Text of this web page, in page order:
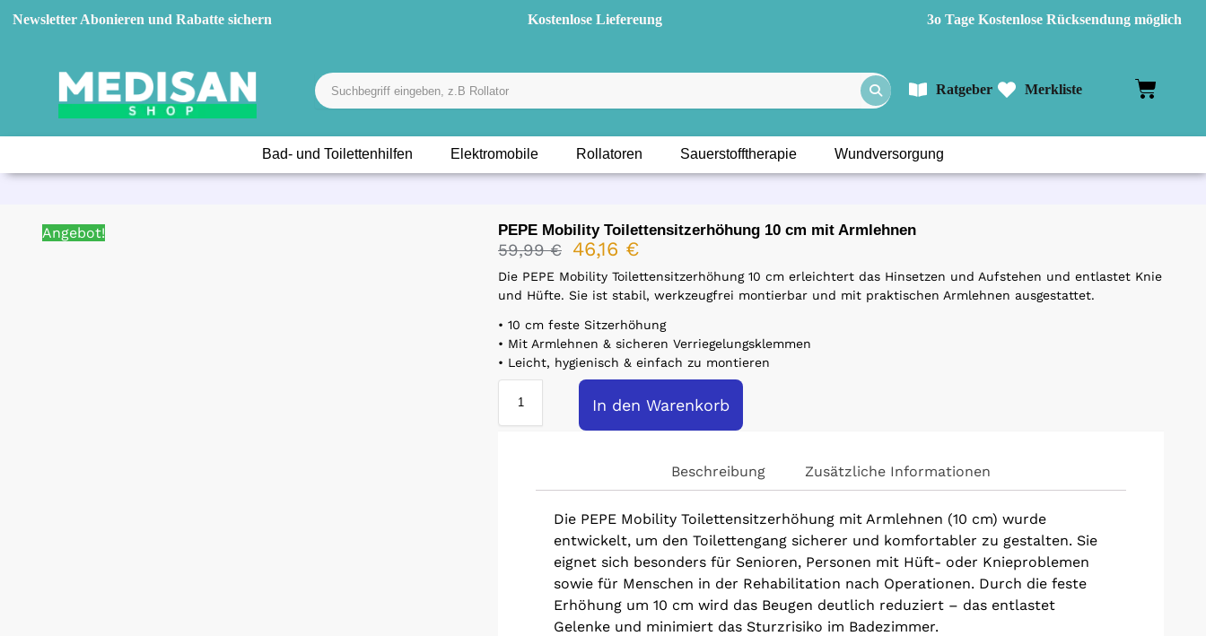
Newsletter Abonieren und Rabatte sichern Kostenlose Liefereung 3o Tage Kostenlose Rücksendung möglich
Ratgeber Merkliste
Bad- und Toilettenhilfen Elektromobile Rollatoren Sauerstofftherapie Wundversorgung
Angebot! PEPE Mobility Toilettensitzerhöhung 10 cm mit Armlehnen
59,99€ 46,16 €
Die PEPE Mobility Toilettensitzerhöhung 10 cm erleichtert das Hinsetzen und Aufstehen und entlastet Knie
und Hüfte. Sie ist stabil, werkzeugfrei montierbar und mit praktischen Armlehnen ausgestattet.
• 10 cm feste Sitzerhöhung
• Mit Armlehnen & sicheren Verriegelungsklemmen
• Leicht, hygienisch & einfach zu montieren
In den Warenkorb
Beschreibung Zusätzliche Informationen
Die PEPE Mobility Toilettensitzerhöhung mit Armlehnen (10 cm) wurde
entwickelt, um den Toilettengang sicherer und komfortabler zu gestalten. Sie
eignet sich besonders für Senioren, Personen mit Hüft- oder Knieproblemen
sowie für Menschen in der Rehabilitation nach Operationen. Durch die feste
Erhöhung um 10 cm wird das Beugen deutlich reduziert – das entlastet
Gelenke und minimiert das Sturzrisiko im Badezimmer.